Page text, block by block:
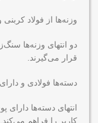
وزنه‌ها از فولاد
دو انتهای وزنه‌ها
قرار می‌گیرند.
دسته‌ها فولادی و
انتهای دسته‌ها
کاربر را فراهم می‌کند.